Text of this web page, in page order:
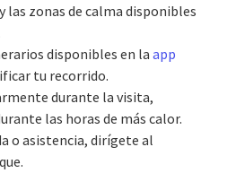
las zonas de calma disponibles
disponibles en la app
tu recorrido.
durante la visita,
las horas de más calor.
o asistencia, dirígete al